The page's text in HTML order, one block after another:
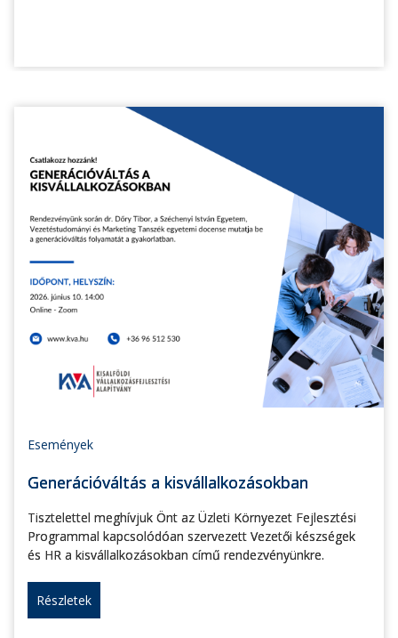
Események
Generációváltás a kisvállalkozásokban
Tisztelettel meghívjuk Önt az Üzleti Környezet Fejlesztési
Programmal kapcsolódóan szervezett Vezetői készségek
és HR a kisvállalkozásokban című rendezvényünkre.
Részletek